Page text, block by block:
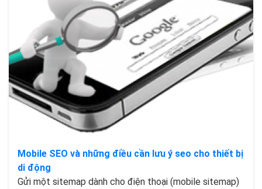
Mobile SEO và những điều cần lưu ý seo cho thiết bị
di động
Gửi một sitemap dành cho điện thoại (mobile sitemap)